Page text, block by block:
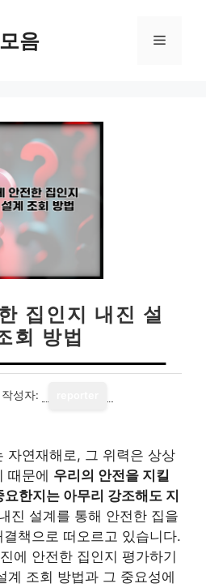
음 메
집인지 내진 설
회 방법
작성자:
자연재해로, 그 위력은 상상
때문에 우리의 안전을 지킬
한지는 아무리 강조해도 지
진 설계를 통해 안전한 집을
책으로 떠오르고 있습니다.
에 안전한 집인지 평가하기
계 조회 방법과 그 중요성에